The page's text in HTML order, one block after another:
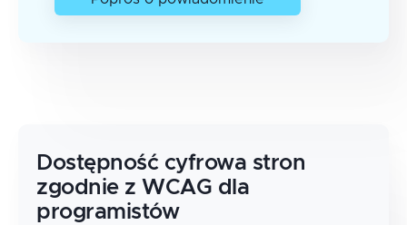
Dostępność cyfrowa stron
zgodnie z WCAG dla
programistów